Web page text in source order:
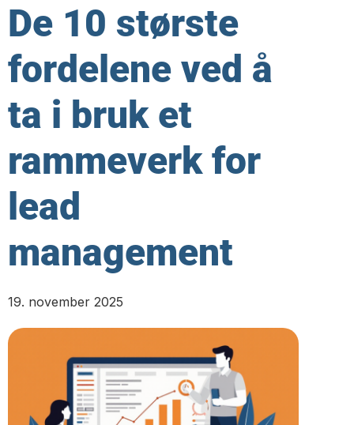
De 10 største
fordelene ved å
ta i bruk et
rammeverk for
lead
management
19. november 2025